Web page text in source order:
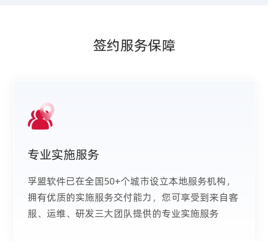
签约服务保障
专业实施服务
孚盟软件已在全国50+个城市设立本地服务机构，
拥有优质的实施服务交付能力，您可享受到来自客
服、运维、研发三大团队提供的专业实施服务